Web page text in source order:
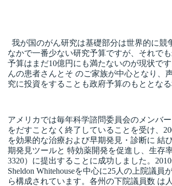
我が国のがん研究は基礎部分は世界的に
なかで一番少ない研究予算ですが、それで
予算はまだ10億円にも満たないのが現状で
んの患者さんとそ のご家族が中心となり、
究に投資をすることも政府予算のもととな
アメリカでは毎年科学諮問委員会のメンバ
をだすことなく終了していることを受け、
を効果的な治療および早期発見・診断に 結
期発見ツールと 特効薬開発を促進し、生存
3320）に提出することに成功しました。
Sheldon Whitehouseを中心に25人の上院議
ら構成されています。各州の下院議員数 は